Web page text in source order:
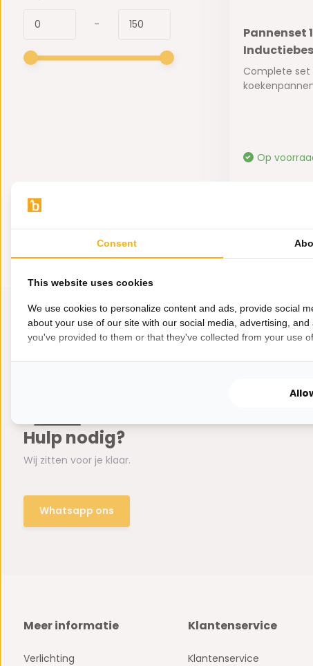
-
Pannenset
Complete
Op
Hulp nodig?
Wij zitten voor je klaar.
Whatsapp ons
Meer informatie
Verlichting
Klantenservice
Klantenservice
Consent
This website uses cookies
We use cookies to personalize content and ads, provide social
about your use of our site with our social media, advertising,
you've provided to them or that they've collected from your use